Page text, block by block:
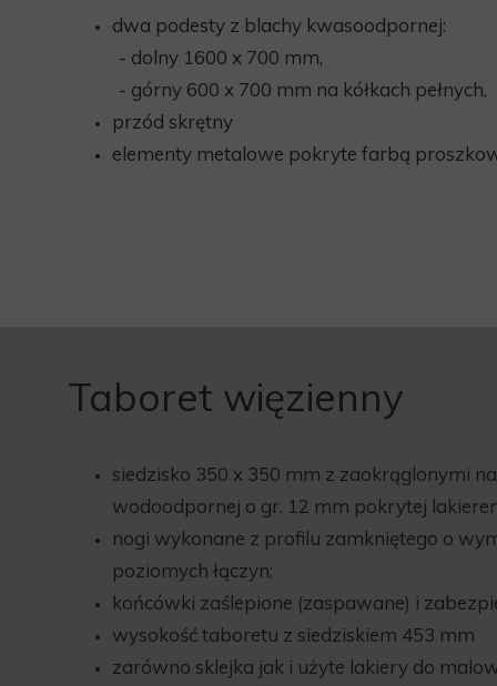
Taboret więzienny
siedzisko 350 x 350 mm z zaokrąglonymi
wodoodpornej o gr. 12 mm pokrytej
nogi wykonane z profilu zamkniętego o
poziomych łączyn;
końcówki zaślepione (zaspawane) i
wysokość taboretu z siedziskiem 453 mm
zarówno sklejka jak i użyte lakiery do
dwa podesty z blachy kwasoodpornej:
- dolny 1600 x 700 mm,
- górny 600 x 700 mm na kółkach pełnych,
przód skrętny
elementy metalowe pokryte farbą